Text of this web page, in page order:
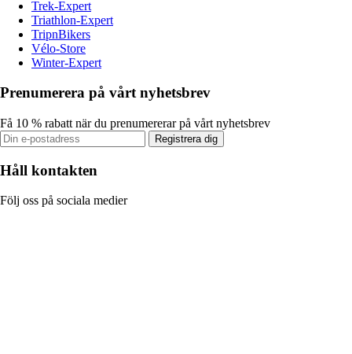
Trek-Expert
Triathlon-Expert
TripnBikers
Vélo-Store
Winter-Expert
Prenumerera på vårt nyhetsbrev
Få 10 % rabatt när du prenumererar på vårt nyhetsbrev
Registrera dig
Håll kontakten
Följ oss på sociala medier